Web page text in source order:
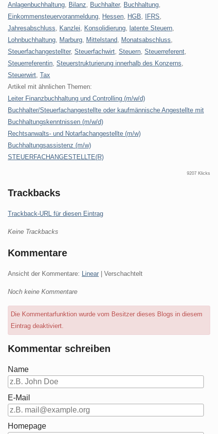
Anlagenbuchhaltung Bilanz Buchhalter, Buchhaltung
Einkommensteuervoranmeldung
Hessen HGB IFRS
Jahresabschluss
Kanzlei Konsolidierung latente Steuern
Lohnbuchhaltung
Marburg Mittelstand Monatsabschluss
Steuerfachangestellter, Steuerfachwirt Steuern Steuerreferent
Steuerreferentin Steuerstrukturierung innerhalb des Konzerns
Steuerwirt Tax
Artikel mit ähnlichen Themen:
Leiter Finanzbuchhaltung und Controlling (m/w/d)
Buchhalter/Steuerfachangestellte oder kaufmännische Angestellte mit
Buchhaltungskenntnissen (m/w/d)
Rechtsanwalts- und Notarfachangestellte (m/w)
Buchhaltungsassistenz (m/w)
STEUERFACHANGESTELLTE(R)
9207 Klicks
Trackbacks
Trackback-URL für diesen Eintrag
Keine Trackbacks
Kommentare
Ansicht der Kommentare: Linear | Verschachtelt
Noch keine Kommentare
Die Kommentarfunktion wurde vom Besitzer dieses Blogs in diesem
Eintrag deaktiviert.
Kommentar schreiben
Name
E-Mail
Homepage